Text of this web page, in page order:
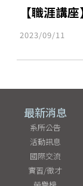
【職涯講
2023/09/11
最新消息
系所公告
活動訊息
國際交流
實習/徵才